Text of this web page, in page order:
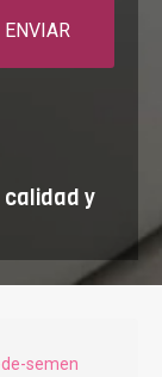
ENVIAR
calidad y
semen